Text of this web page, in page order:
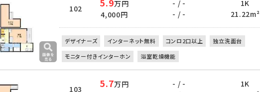
102
万円
4,000円
- / -
- / -
1K
21.22m²
デザイナーズ インターネット無料 コンロ2口以上
独立洗面台
モニター付きインターホン
浴室乾燥機能
103 5.7万円
- / -
1K